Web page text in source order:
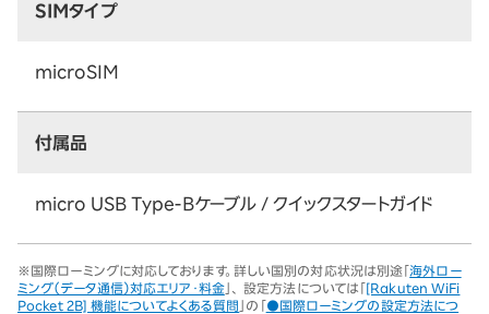
SIMタイプ
microSIM
付属品
micro USB Type-Bケーブル / クイックスタートガイド
※ 国際ローミングに対応しております。詳しい国別の対応状況は別途「海外ロー
ミング（データ通信）対応エリア・料金」、 設定方法については「[Rakuten WiFi
Pocket 2B] 機能についてよくある質問
」の「●国際ローミングの設定方法につ